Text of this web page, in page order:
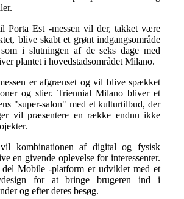
Porta Est -messen vil der, takket være
blive skabt et grønt indgangsområde
i slutningen af de seks dage med
plantet i hovedstadsområdet Milano.
er afgrænset og vil blive spækket
og stier. Triennial Milano bliver et
"super-salon" med et kulturtilbud, der
vil præsentere en række endnu ikke
kombinationen af digital og fysisk
en givende oplevelse for interessenter.
del Mobile -platform er udviklet med et
for at bringe brugeren ind i
og efter deres besøg.